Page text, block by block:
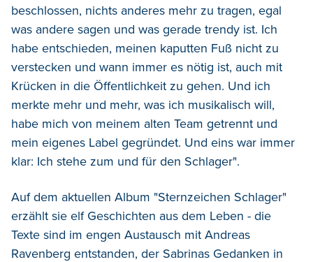
beschlossen, nichts anderes mehr zu tragen, egal
was andere sagen und was gerade trendy ist. Ich
habe entschieden, meinen kaputten Fuß nicht zu
verstecken und wann immer es nötig ist, auch mit
Krücken in die Öffentlichkeit zu gehen. Und ich
merkte mehr und mehr, was ich musikalisch will,
habe mich von meinem alten Team getrennt und
mein eigenes Label gegründet. Und eins war immer
klar: Ich stehe zum und für den Schlager".
Auf dem aktuellen Album "Sternzeichen Schlager"
erzählt sie elf Geschichten aus dem Leben - die
Texte sind im engen Austausch mit Andreas
Ravenberg entstanden, der Sabrinas Gedanken in